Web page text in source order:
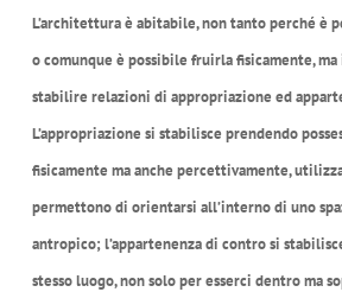
L’architettura è abitabile, non tanto perché è
o comunque è possibile fruirla fisicamente,
stabilire relazioni di appropriazione ed
L’appropriazione si stabilisce prendendo
fisicamente ma anche percettivamente,
permettono di orientarsi all’interno di uno
antropico; l’appartenenza di contro si
stesso luogo, non solo per esserci dentro ma